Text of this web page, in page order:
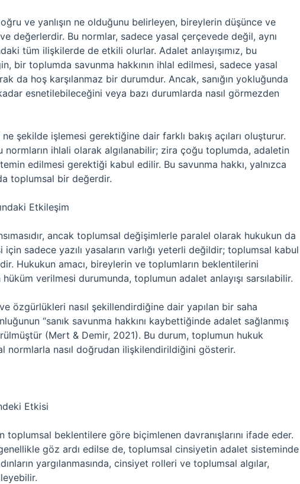
ve yanlışın ne olduğunu belirleyen, bireylerin düşünce ve
değerlerdir. Bu normlar, sadece yasal çerçevede değil, aynı
tüm ilişkilerde de etkili olurlar. Adalet anlayışımız, bu
bir toplumda savunma hakkının ihlal edilmesi, sadece yasal
da hoş karşılanmaz bir durumdur. Ancak, sanığın yokluğunda
esnetilebileceğini veya bazı durumlarda nasıl görmezden
şekilde işlemesi gerektiğine dair farklı bakış açıları oluşturur.
normların ihlali olarak algılanabilir; zira çoğu toplumda, adaletin
edilmesi gerektiği kabul edilir. Bu savunma hakkı, yalnızca
toplumsal bir değerdir.
Etkileşim
ancak toplumsal değişimlerle paralel olarak hukukun da
sadece yazılı yasaların varlığı yeterli değildir; toplumsal kabul
Hukukun amacı, bireylerin ve toplumların beklentilerini
hüküm verilmesi durumunda, toplumun adalet anlayışı sarsılabilir.
özgürlükleri nasıl şekillendirdiğine dair yapılan bir saha
“sanık savunma hakkını kaybettiğinde adalet sağlanmış
(Mert & Demir, 2021). Bu durum, toplumun hukuk
normlarla nasıl doğrudan ilişkilendirildiğini gösterir.
Etkisi
beklentilere göre biçimlenen davranışlarını ifade eder.
göz ardı edilse de, toplumsal cinsiyetin adalet sisteminde
yargılanmasında, cinsiyet rolleri ve toplumsal algılar,